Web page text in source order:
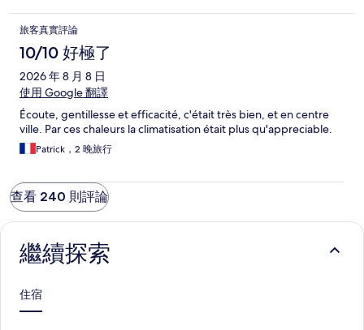
idea at first but the noise they make is awful. It's bad when they
wake you up when your neighbours open their blinds at various
times in the morning.
旅客真實評論
10/10 好極了
2026 年 8 月 8 日
使用 Google 翻譯
Écoute, gentillesse et efficacité, c'était très bien, et en centre
ville. Par ces chaleurs la climatisation était plus qu'appreciable.
Patrick，2 晚旅行
查看 240 則評論
繼續探索
住宿